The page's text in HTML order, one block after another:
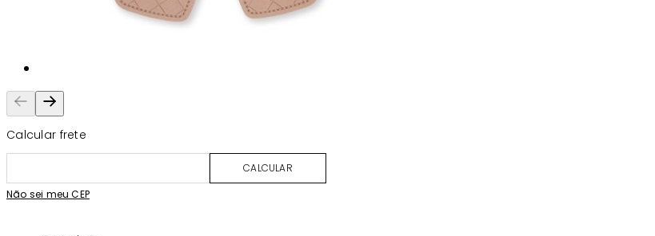
Calcular frete
CALCULAR
Não sei meu CEP